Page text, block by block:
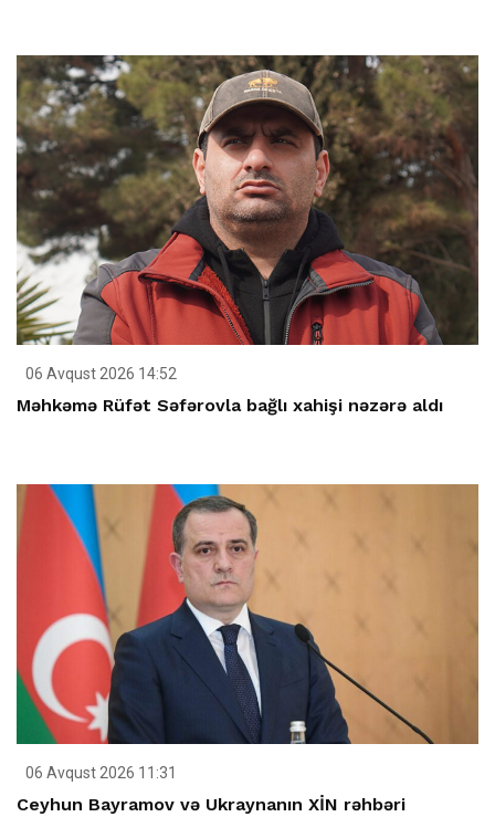
06 Avqust 2026 14:52
Məhkəmə Rüfət Səfərovla bağlı xahişi nəzərə aldı
06 Avqust 2026 11:31
Ceyhun Bayramov və Ukraynanın XİN rəhbəri